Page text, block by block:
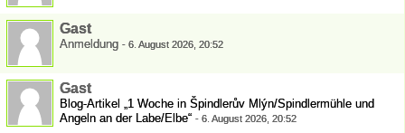
Gast
Anmeldung - 6. August 2026, 20:52
Gast
Blog-Artikel „1 Woche in Špindlerův Mlýn/Spindlermühle und
Angeln an der Labe/Elbe“ - 6. August 2026, 20:52